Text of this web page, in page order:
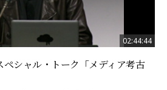
02:44:44
シャル・トーク「メディア考古